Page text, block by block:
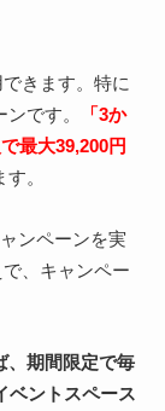
きます。特に
です。
「3か
最大39,200円
。
ンペーンを実
、キャンペー
、期間限定で毎
ベントスペース